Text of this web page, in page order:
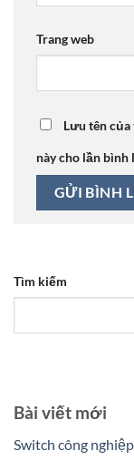
Trang web
Lưu tên
này cho lần
Tìm kiếm
Bài viết mới
Switch công